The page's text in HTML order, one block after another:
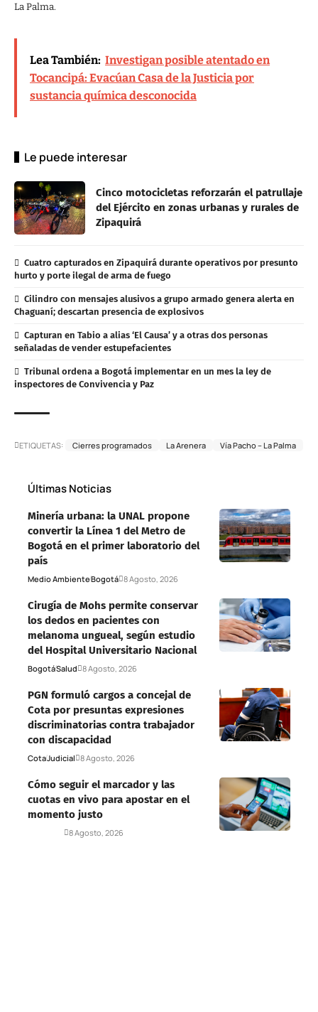
La Palma.
Lea También: Investigan posible atentado en
Tocancipá: Evacúan Casa de la Justicia por
sustancia química desconocida
Le puede interesar
Cinco motocicletas reforzarán el patrullaje
del Ejército en zonas urbanas y rurales de
Zipaquirá
Cuatro capturados en Zipaquirá durante operativos por presunto
hurto y porte ilegal de arma de fuego
Cilindro con mensajes alusivos a grupo armado genera alerta en
Chaguaní; descartan presencia de explosivos
Capturan en Tabio a alias ‘El Causa’ y a otras dos personas
señaladas de vender estupefacientes
Tribunal ordena a Bogotá implementar en un mes la ley de
inspectores de Convivencia y Paz
ETIQUETAS: Cierres programados La Arenera Vía Pacho – La Palma
Últimas Noticias
Minería urbana: la UNAL propone
convertir la Línea 1 del Metro de
Bogotá en el primer laboratorio del
país
Medio AmbienteBogotá 8 Agosto, 2026
Cirugía de Mohs permite conservar
los dedos en pacientes con
melanoma ungueal, según estudio
del Hospital Universitario Nacional
BogotáSalud 8 Agosto, 2026
PGN formuló cargos a concejal de
Cota por presuntas expresiones
discriminatorias contra trabajador
con discapacidad
CotaJudicial 8 Agosto, 2026
Cómo seguir el marcador y las
cuotas en vivo para apostar en el
momento justo
8 Agosto, 2026